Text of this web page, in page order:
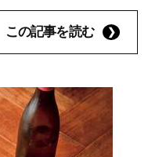
この記事を読む